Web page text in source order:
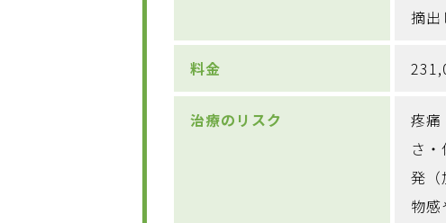
摘出
料金
治療のリスク
疼
さ
発（
物